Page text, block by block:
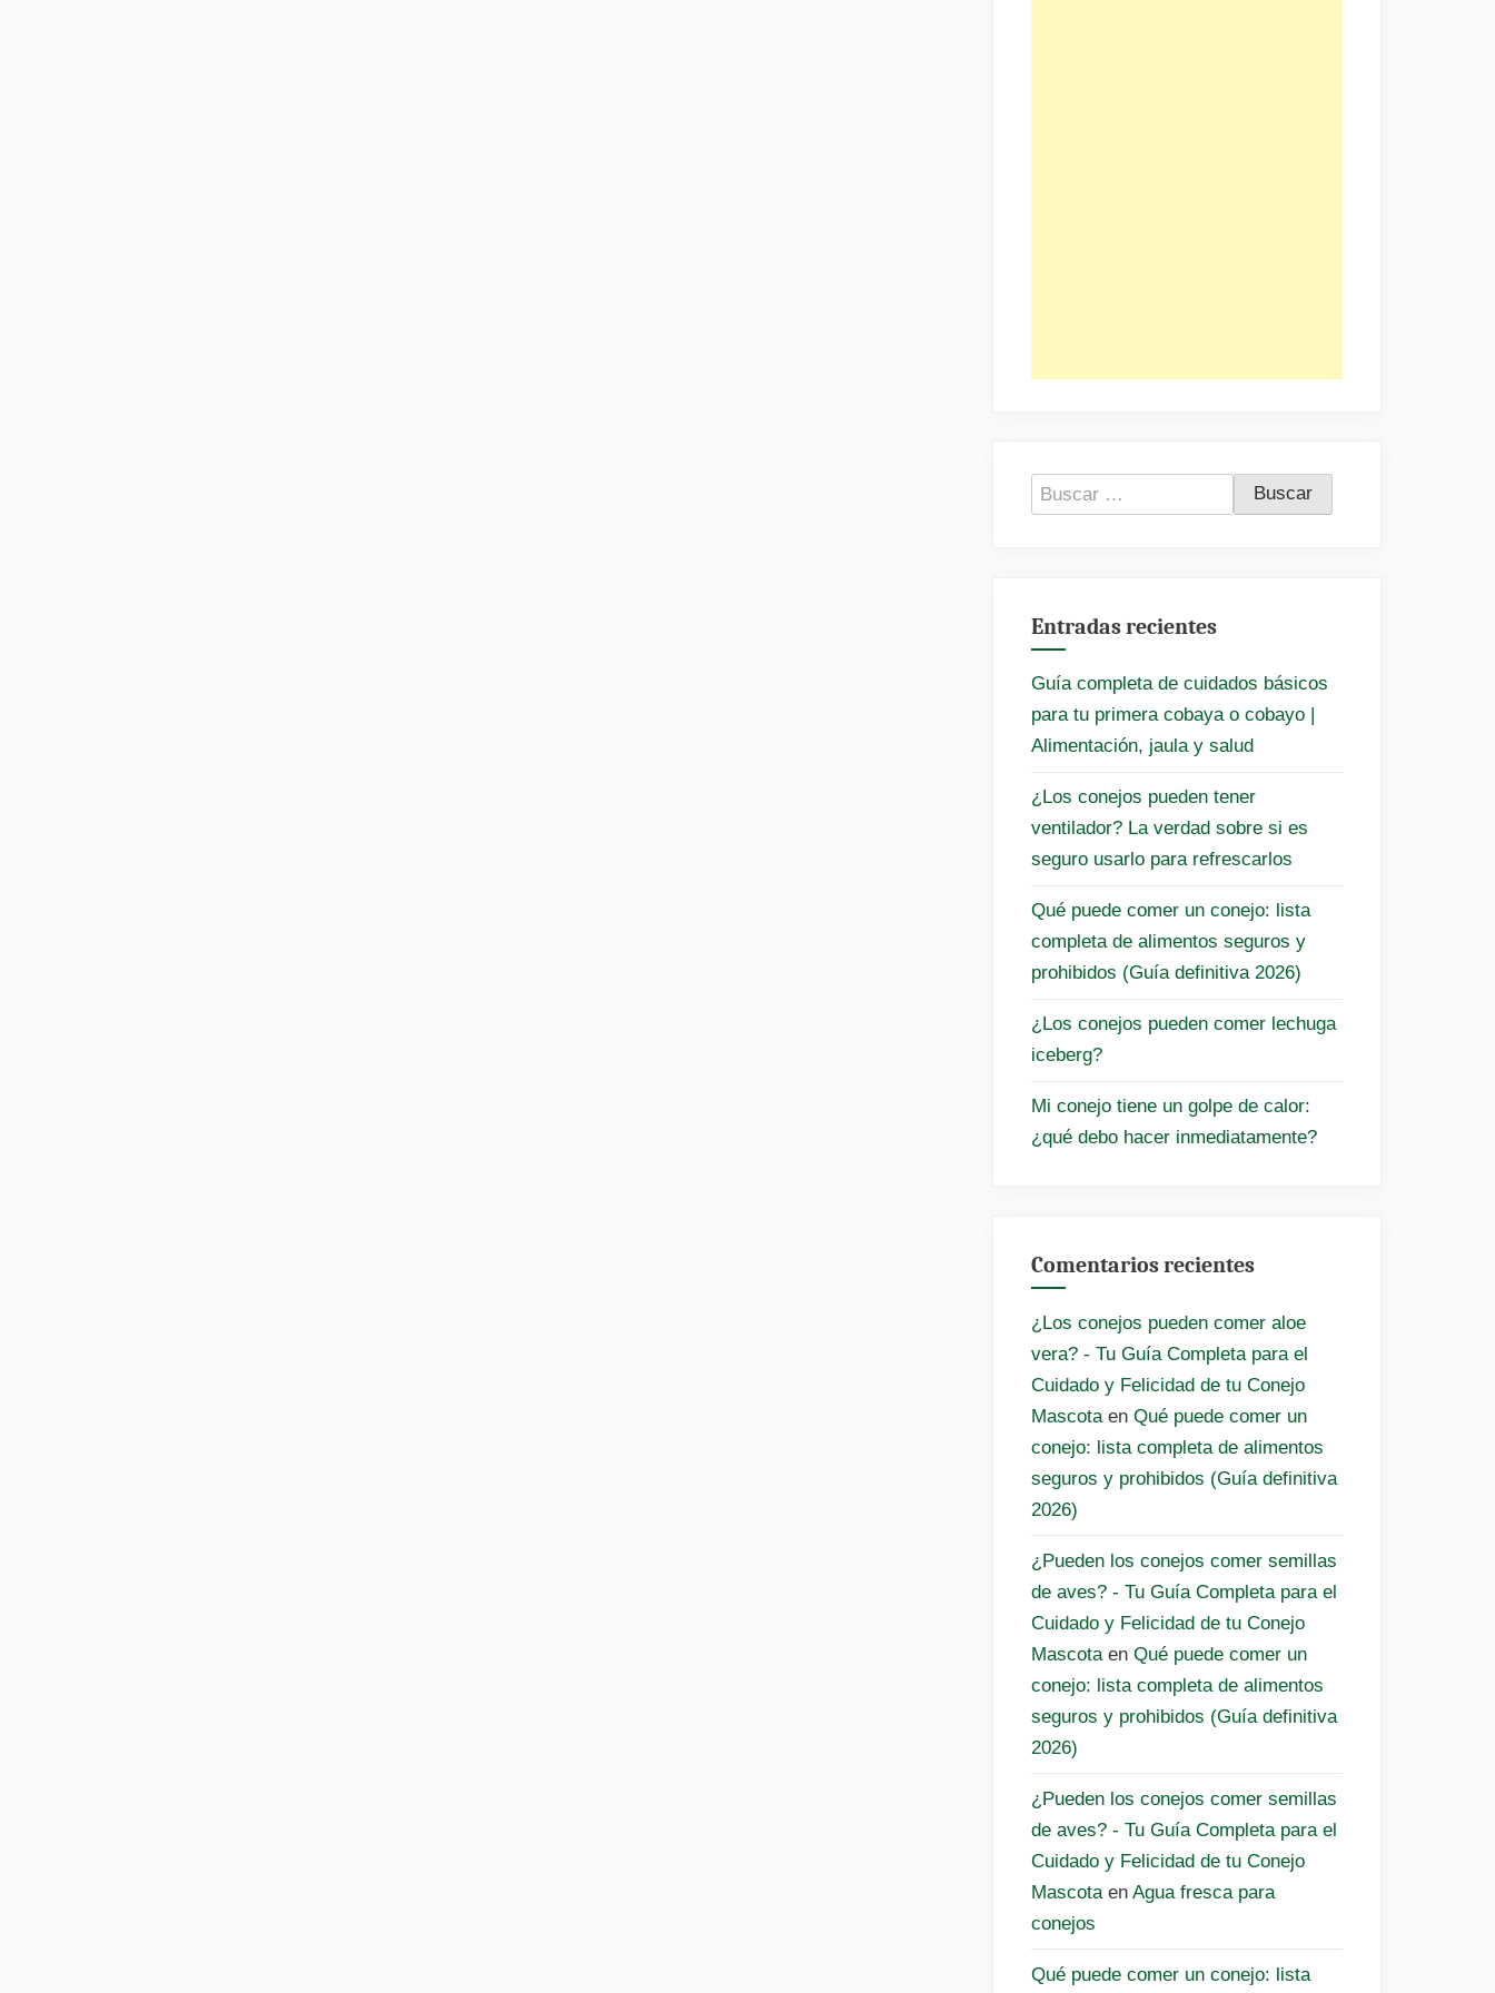
Buscar:
Entradas recientes
Guía completa de cuidados básicos
para tu primera cobaya o cobayo |
Alimentación, jaula y salud
¿Los conejos pueden tener
ventilador? La verdad sobre si es
seguro usarlo para refrescarlos
Qué puede comer un conejo: lista
completa de alimentos seguros y
prohibidos (Guía definitiva 2026)
¿Los conejos pueden comer lechuga
iceberg?
Mi conejo tiene un golpe de calor:
¿qué debo hacer inmediatamente?
Comentarios recientes
¿Los conejos pueden comer aloe
vera? - Tu Guía Completa para el
Cuidado y Felicidad de tu Conejo
Mascota en Qué puede comer un
conejo: lista completa de alimentos
seguros y prohibidos (Guía definitiva
2026)
¿Pueden los conejos comer semillas
de aves? - Tu Guía Completa para el
Cuidado y Felicidad de tu Conejo
Mascota en Qué puede comer un
conejo: lista completa de alimentos
seguros y prohibidos (Guía definitiva
2026)
¿Pueden los conejos comer semillas
de aves? - Tu Guía Completa para el
Cuidado y Felicidad de tu Conejo
Mascota en Agua fresca para
conejos
Qué puede comer un conejo: lista